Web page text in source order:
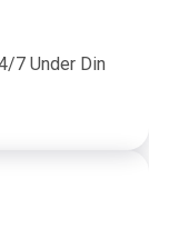
7 Under Din